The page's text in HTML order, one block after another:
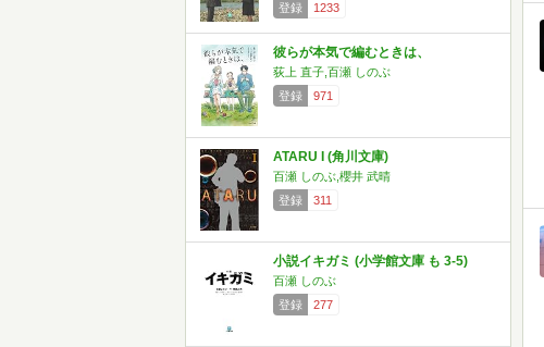
登録
1233
彼らが本気で編むときは、
荻上 直子,百瀬 しのぶ
登録
971
ATARU I (角川文庫)
百瀬 しのぶ,櫻井 武晴
登録
311
小説イキガミ (小学館文庫 も 3-5)
百瀬 しのぶ
登録
277